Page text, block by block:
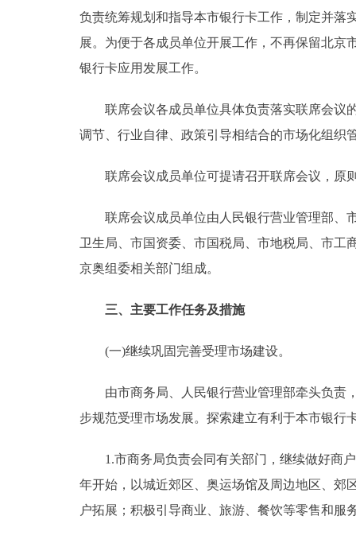
负责统筹规划和指导本市银行卡工作，制定并落
展。为便于各成员单位开展工作，不再保留北
银行卡应用发展工作。
联席会议各成员单位具体负责落实联席会议的
调节、行业自律、政策引导相结合的市场化组织
联席会议成员单位可提请召开联席会议，原
联席会议成员单位由人民银行营业管理部、市
卫生局、市国资委、市国税局、市地税局、市工
京奥组委相关部门组成。
三、主要工作任务及措施
(一)继续巩固完善受理市场建设。
由市商务局、人民银行营业管理部牵头负责，
步规范受理市场发展。探索建立有利于本市银行
1.市商务局负责会同有关部门，继续做好商户
年开始，以城近郊区、奥运场馆及周边地区、郊
户拓展；积极引导商业、旅游、餐饮等零售和服